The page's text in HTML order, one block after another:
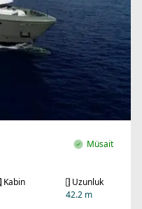
Müsait
Kabin
Uzunluk
42.2 m